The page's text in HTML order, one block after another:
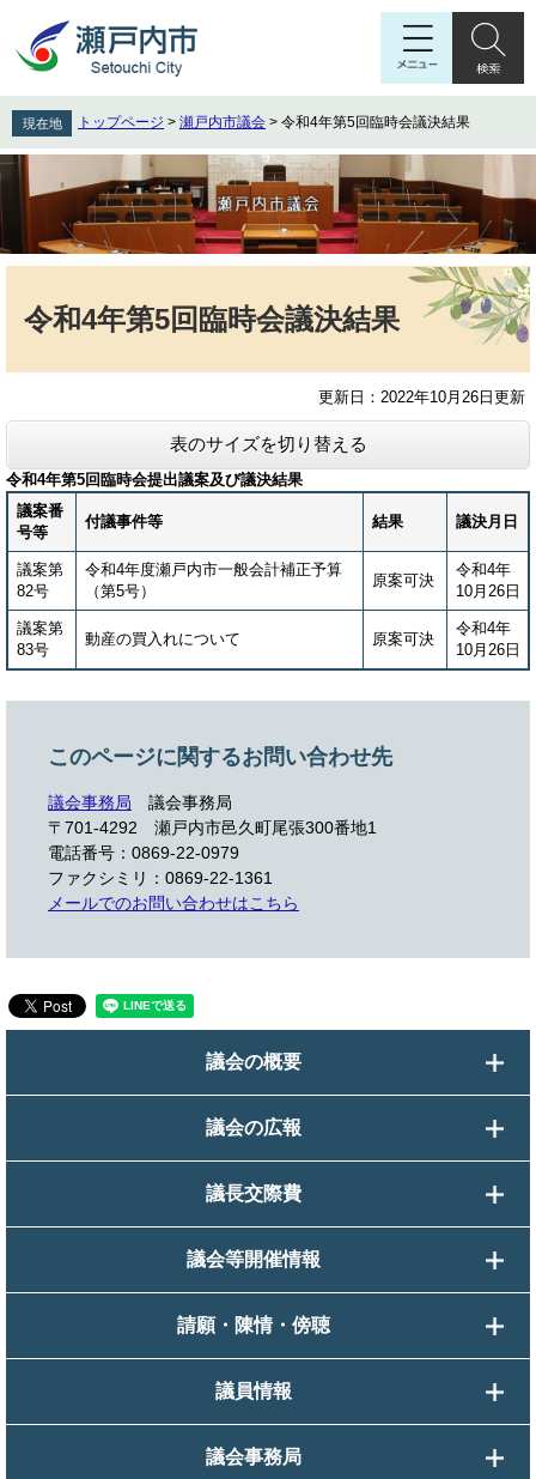
先
頭
で
を
飛
ば
文
現在地 トップページ > 瀬戸内市議会 > 令和4年第5回臨時会議決結果
令和4年第5回臨時会議決結果
更新日：2022年10月26日更新
表のサイズを切り替える
令和4年第5回臨時会提出議案及び議決結果
議案番
号等
付議事件等 結果 議決月日
議案第
82号
令和4年度瀬戸内市一般会計補正予算
（第5号）
原案可決
令和4年
10月26日
議案第
83号
動産の買入れについて 原案可決
令和4年
10月26日
このページに関するお問い合わせ先
議会事務局
議会事務局
〒701-4292
瀬戸内市邑久町尾張300番地1
電話番号：0869-22-0979
ファクシミリ：0869-22-1361
メールでのお問い合わせはこちら
議会の概要
議会の広報
議長交際費
議会等開催情報
請願・陳情・傍聴
議員情報
議会事務局